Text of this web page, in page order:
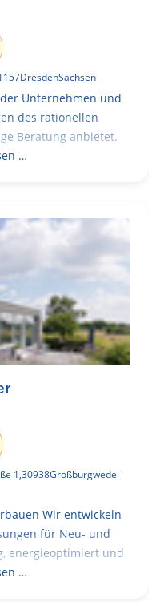
DresdenSachsen
Unternehmen und
des rationellen
Beratung anbietet.
…
1,30938Großburgwedel
Wir entwickeln
für Neu- und
energieoptimiert und
…